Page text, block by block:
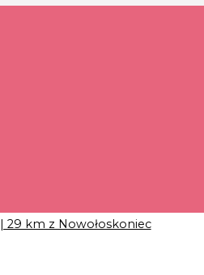
| 29 km z Nowołoskoniec